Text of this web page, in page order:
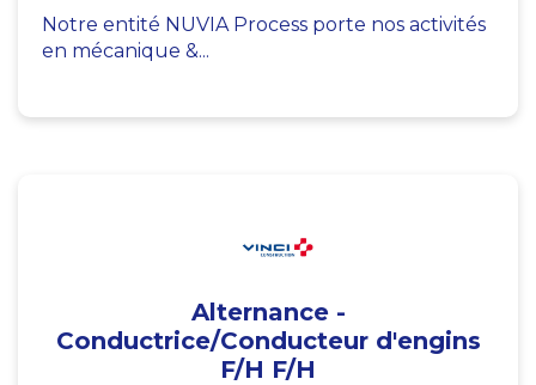
Notre entité NUVIA Process porte nos activités
en mécanique &...
Alternance -
Conductrice/Conducteur d'engins
F/H F/H